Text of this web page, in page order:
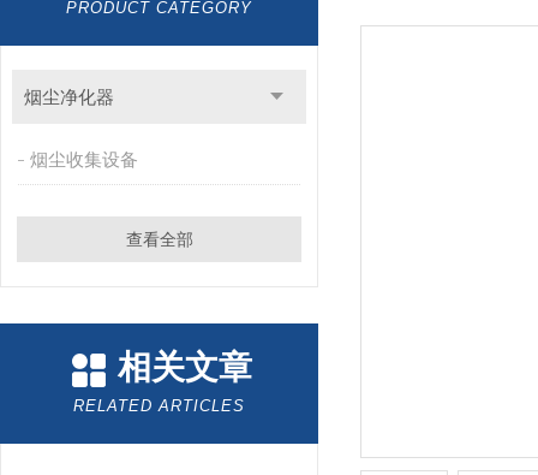
PRODUCT CATEGORY
烟尘净化器
烟尘收集设备
查看全部
相关文章
RELATED ARTICLES